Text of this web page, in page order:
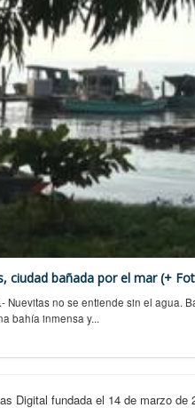
ciudad bañada por el mar (+
Nuevitas no se entiende sin el agua.
bahía inmensa y...
Digital fundada el 14 de marzo de